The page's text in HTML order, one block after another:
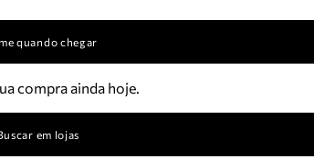
quando chegar
compra ainda hoje.
em lojas